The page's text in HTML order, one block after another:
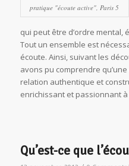
pratique "écoute active", Paris 5
qui peut être d’ordre
Tout un ensemble est
écoute. Ainsi, suivant les
avons pu comprendre
relation authentique et
enrichissant et passionnant
Qu’est-ce que